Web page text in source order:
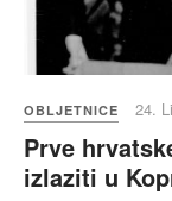
OBLJETNICE 24.
Prve
izlaziti u